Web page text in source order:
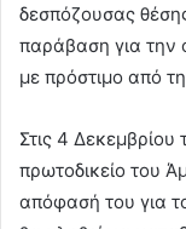
δεσπόζουσας
παράβαση για την
με πρόστιμο από
Στις 4 Δεκεμβρίου
πρωτοδικείο του
απόφασή του για